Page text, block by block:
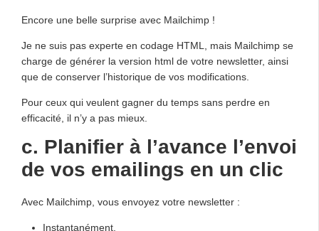
Encore une belle surprise avec Mailchimp !
Je ne suis pas experte en codage HTML, mais Mailchimp se
charge de générer la version html de votre newsletter, ainsi
que de conserver l’historique de vos modifications.
Pour ceux qui veulent gagner du temps sans perdre en
efficacité, il n’y a pas mieux.
c. Planifier à l’avance l’envoi
de vos emailings en un clic
Avec Mailchimp, vous envoyez votre newsletter :
Instantanément,